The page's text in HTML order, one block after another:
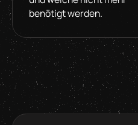
benötigt werden.